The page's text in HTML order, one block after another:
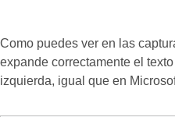
Como puedes ver en las
expande correctamente el
izquierda, igual que en